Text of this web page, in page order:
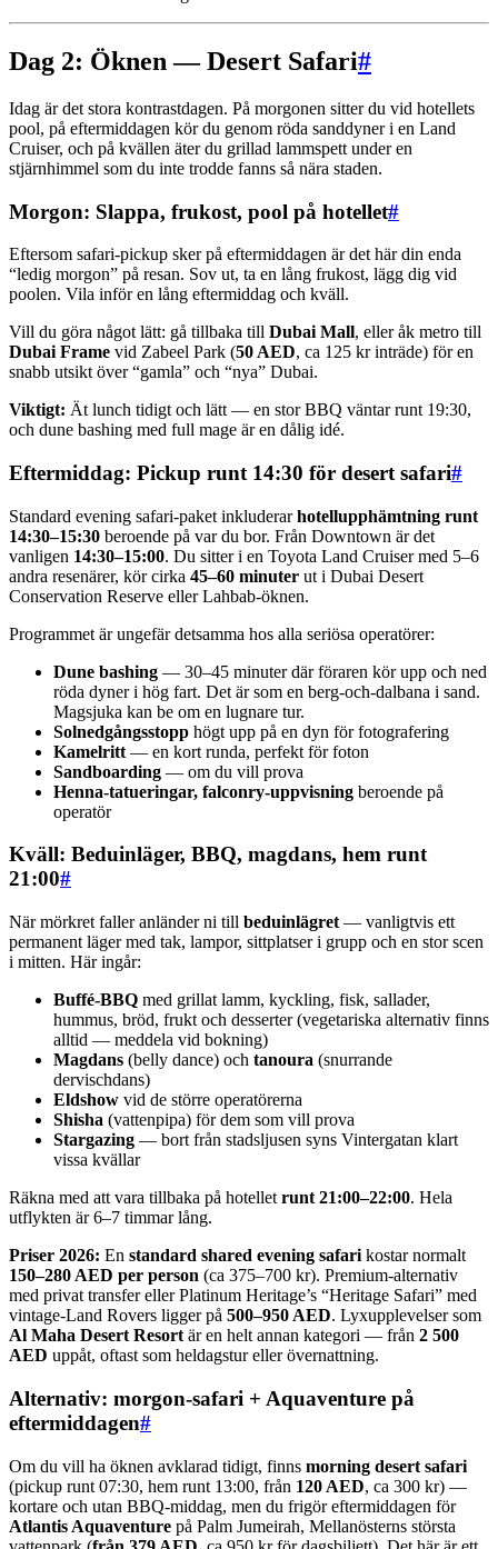
Dag 2: Öknen — Desert Safari#
Idag är det stora kontrastdagen. På morgonen sitter du vid hotellets
pool, på eftermiddagen kör du genom röda sanddyner i en Land
Cruiser, och på kvällen äter du grillad lammspett under en
stjärnhimmel som du inte trodde fanns så nära staden.
Morgon: Slappa, frukost, pool på hotellet#
Eftersom safari-pickup sker på eftermiddagen är det här din enda
“ledig morgon” på resan. Sov ut, ta en lång frukost, lägg dig vid
poolen. Vila inför en lång eftermiddag och kväll.
Vill du göra något lätt: gå tillbaka till Dubai Mall, eller åk metro till
Dubai Frame vid Zabeel Park (50 AED, ca 125 kr inträde) för en
snabb utsikt över “gamla” och “nya” Dubai.
Viktigt: Ät lunch tidigt och lätt — en stor BBQ väntar runt 19:30,
och dune bashing med full mage är en dålig idé.
Eftermiddag: Pickup runt 14:30 för desert safari#
Standard evening safari-paket inkluderarhotellupphämtning runt
14:30–15:30 beroende på var du bor. Från Downtown är det
vanligen 14:30–15:00. Du sitter i en Toyota Land Cruiser med 5–6
andra resenärer, kör cirka 45–60 minuter ut i Dubai Desert
Conservation Reserve eller Lahbab-öknen.
Programmet är ungefär detsamma hos alla seriösa operatörer:
Dune bashing — 30–45 minuter där föraren kör upp och ned
röda dyner i hög fart. Det är som en berg-och-dalbana i sand.
Magsjuka kan be om en lugnare tur.
Solnedgångsstopp högt upp på en dyn för fotografering
Kamelritt — en kort runda, perfekt för foton
Sandboarding — om du vill prova
Henna-tatueringar, falconry-uppvisning beroende på
operatör
Kväll: Beduinläger, BBQ, magdans, hem runt
21:00#
När mörkret faller anländer ni till beduinlägret — vanligtvis ett
permanent läger med tak, lampor, sittplatser i grupp och en stor scen
i mitten. Här ingår:
Buffé-BBQ med grillat lamm, kyckling, fisk, sallader,
hummus, bröd, frukt och desserter (vegetariska alternativ finns
alltid — meddela vid bokning)
Magdans (belly dance) och tanoura (snurrande
dervischdans)
Eldshow vid de större operatörerna
Shisha (vattenpipa) för dem som vill prova
Stargazing — bort från stadsljusen syns Vintergatan klart
vissa kvällar
Räkna med att vara tillbaka på hotellet runt 21:00–22:00. Hela
utflykten är 6–7 timmar lång.
Priser 2026: En standard shared evening safari kostar normalt
150–280 AED per person (ca 375–700 kr). Premium-alternativ
med privat transfer eller Platinum Heritage’s “Heritage Safari” med
vintage-Land Rovers ligger på 500–950 AED. Lyxupplevelser som
Al Maha Desert Resort är en helt annan kategori — från 2 500
AED uppåt, oftast som heldagstur eller övernattning.
Alternativ: morgon-safari + Aquaventure på
eftermiddagen#
Om du vill ha öknen avklarad tidigt, finns morning desert safari
(pickup runt 07:30, hem runt 13:00, från 120 AED, ca 300 kr) —
kortare och utan BBQ-middag, men du frigör eftermiddagen för
Atlantis Aquaventure på Palm Jumeirah, Mellanösterns största